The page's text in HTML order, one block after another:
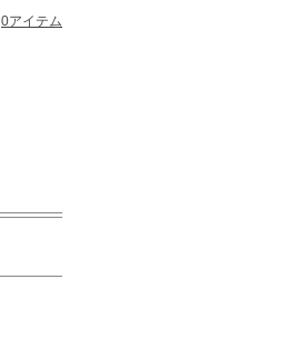
0アイテム